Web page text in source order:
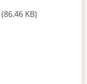
(86.46 KB)